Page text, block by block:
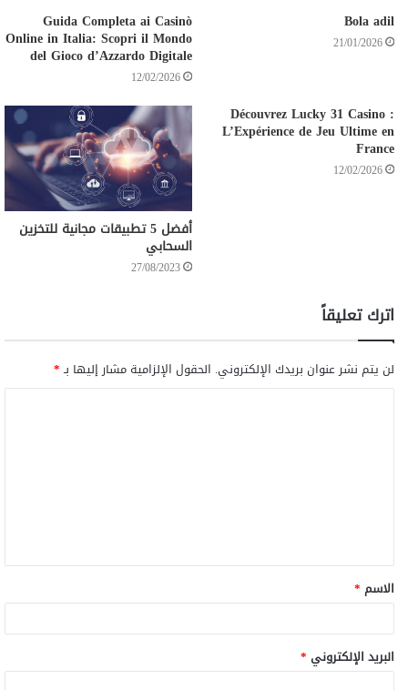
Bola adil
21/01/2026
Guida Completa ai Casinò
Online in Italia: Scopri il Mondo
del Gioco d’Azzardo Digitale
12/02/2026
Découvrez Lucky 31 Casino :
L’Expérience de Jeu Ultime en
France
12/02/2026
أفضل 5 تطبيقات مجانية للتخزين
السحابي
27/08/2023
اترك تعليقاً
لن يتم نشر عنوان بريدك الإلكتروني. الحقول الإلزامية مشار إليها بـ*
ق
*
الاسم *
البريد الإلكتروني *